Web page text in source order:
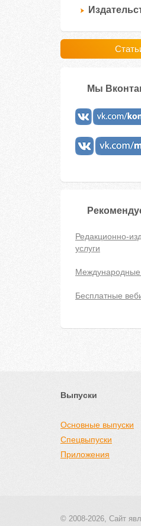
Мы
Редакционно-
услуги
Международные
Бесплатные
Выпуски
Основные выпуски
Спецвыпуски
Приложения
© 2008-2026, Сайт